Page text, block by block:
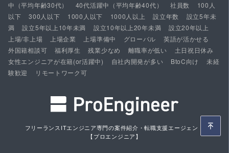
中（平均年齢30代）
40代活躍中（平均年齢40代） 社員数
100人
以下
300人以下 1000人以下 1000人以上 設立年数
設立5年未
満
設立5年以上10年未満 設立10年以上20年未満
設立20年以上
上場/非上場
上場企業 上場準備中 グローバル
英語が活かせる
外国籍相談可
福利厚生 残業少なめ 離職率が低い
土日祝日休み
女性エンジニアが在籍(or活躍中)
自社内開発が多い BtoC向け
未経
験歓迎
リモートワーク可
フリーランスITエンジニア専門の案件紹介・転職支援エージェント
【プロエンジニア】